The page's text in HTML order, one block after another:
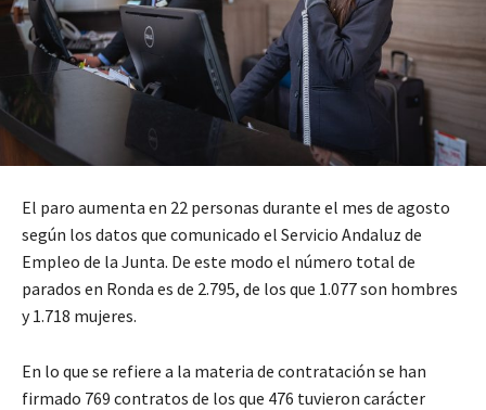
El paro aumenta en 22 personas durante el mes de agosto
según los datos que comunicado el Servicio Andaluz de
Empleo de la Junta. De este modo el número total de
parados en Ronda es de 2.795, de los que 1.077 son hombres
y 1.718 mujeres.
En lo que se refiere a la materia de contratación se han
firmado 769 contratos de los que 476 tuvieron carácter